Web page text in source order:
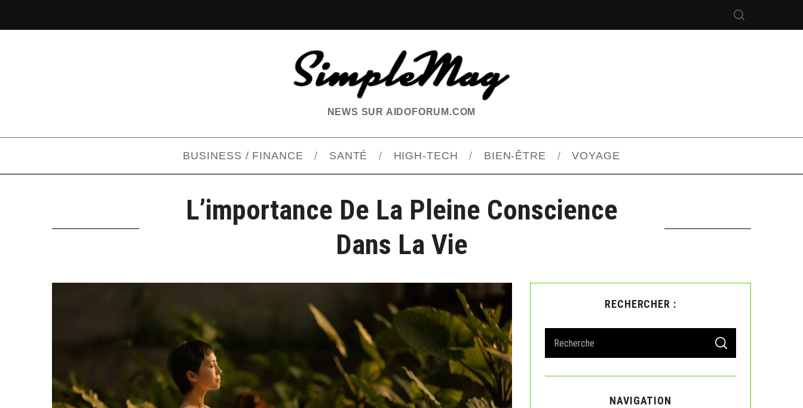
NEWS SUR AIDOFORUM.COM
BUSINESS / FINANCE SANTÉ HIGH-TECH BIEN-ÊTRE VOYAGE
L’importance De La Pleine Conscience
Dans La Vie
RECHERCHER :
a
r
S
A
C
NAVIGATION